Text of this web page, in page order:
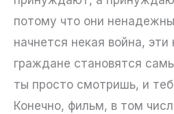
потому что они
начнется некая война,
граждане становятся
ты просто смотришь, и
Конечно, фильм, в том